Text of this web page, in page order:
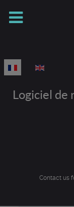
Sélectionnez votre
Logiciel de
Contact us